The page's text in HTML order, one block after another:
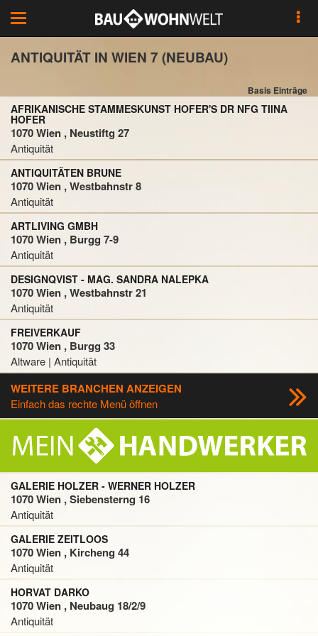
Toggle
navigation
ANTIQUITÄT IN WIEN 7 (NEUBAU)
Basis Einträge
AFRIKANISCHE STAMMESKUNST HOFER'S DR NFG TIINA
HOFER
1070 Wien , Neustiftg 27
Antiquität
ANTIQUITÄTEN BRUNE
1070 Wien , Westbahnstr 8
Antiquität
ARTLIVING GMBH
1070 Wien , Burgg 7-9
Antiquität
DESIGNQVIST - MAG. SANDRA NALEPKA
1070 Wien , Westbahnstr 21
Antiquität
FREIVERKAUF
1070 Wien , Burgg 33
Altware | Antiquität
WEITERE BRANCHEN ANZEIGEN
Einfach das rechte Menü öffnen
GALERIE HOLZER - WERNER HOLZER
1070 Wien , Siebensterng 16
Antiquität
GALERIE ZEITLOOS
1070 Wien , Kircheng 44
Antiquität
HORVAT DARKO
1070 Wien , Neubaug 18/2/9
Antiquität